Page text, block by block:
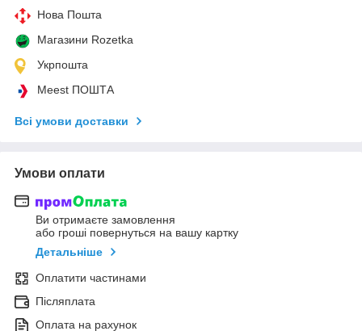
Нова Пошта
Магазини Rozetka
Укрпошта
Meest ПОШТА
Всі умови доставки
Умови оплати
Ви отримаєте замовлення
або гроші повернуться на вашу картку
Детальніше
Оплатити частинами
Післяплата
Оплата на рахунок